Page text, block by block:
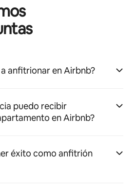
anfitrionar en Airbnb?
puedo recibir
en Airbnb?
éxito como anfitrión